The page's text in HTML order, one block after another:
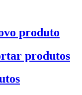
produto
produtos